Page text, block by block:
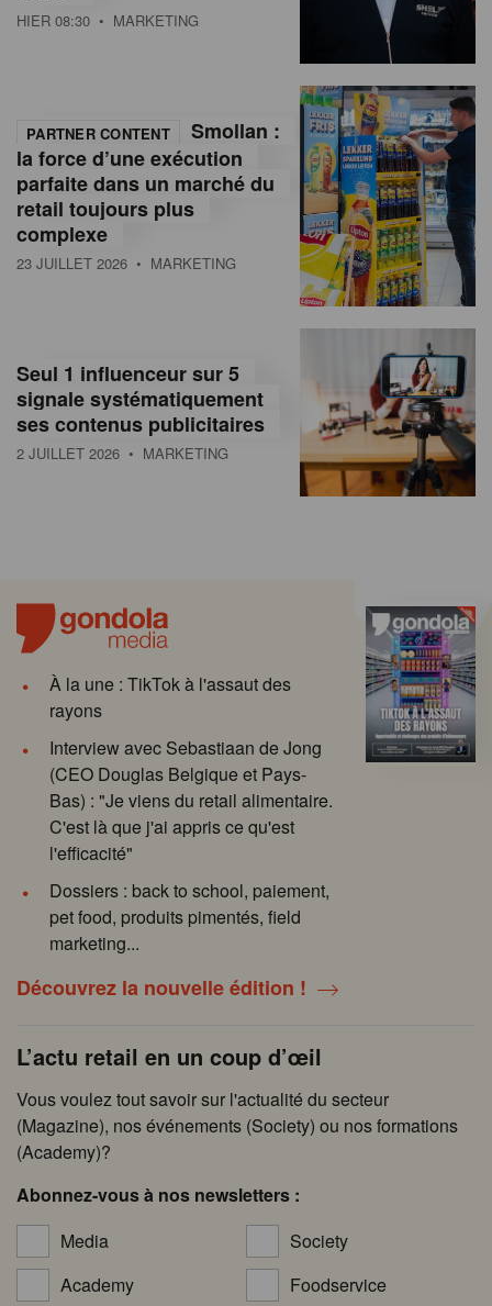
HIER 08:30 • MARKETING
PARTNER CONTENT
Smollan :
la force d’une exécution
parfaite dans un marché du
retail toujours plus
complexe
23 JUILLET 2026 • MARKETING
Seul 1 influenceur sur 5
signale systématiquement
ses contenus publicitaires
2 JUILLET 2026 • MARKETING
À la une : TikTok à l'assaut des
rayons
Interview avec Sebastiaan de Jong
(CEO Douglas Belgique et Pays-
Bas) : "Je viens du retail alimentaire.
C'est là que j'ai appris ce qu'est
l'efficacité"
Dossiers : back to school, paiement,
pet food, produits pimentés, field
marketing...
Découvrez la nouvelle édition !
L’actu retail en un coup d’œil
Vous voulez tout savoir sur l'actualité du secteur
(Magazine), nos événements (Society) ou nos formations
(Academy)?
Abonnez-vous à nos newsletters :
Media
Society
Academy
Foodservice